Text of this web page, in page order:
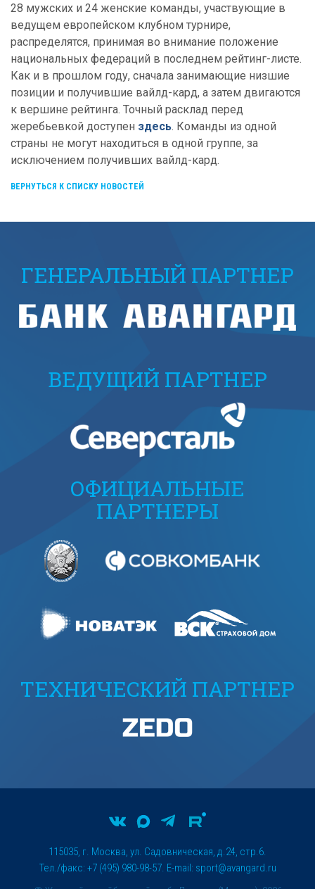
28 мужских и 24 женские команды, участвующие в
ведущем европейском клубном турнире,
распределятся, принимая во внимание положение
национальных федераций в последнем рейтинг-листе.
Как и в прошлом году, сначала занимающие низшие
позиции и получившие вайлд-кард, а затем двигаются
к вершине рейтинга. Точный расклад перед
жеребьевкой доступен здесь. Команды из одной
страны не могут находиться в одной группе, за
исключением получивших вайлд-кард.
ВЕРНУТЬСЯ К СПИСКУ НОВОСТЕЙ
ГЕНЕРАЛЬНЫЙ ПАРТНЕР
ВЕДУЩИЙ ПАРТНЕР
ОФИЦИАЛЬНЫЕ
ПАРТНЕРЫ
ТЕХНИЧЕСКИЙ ПАРТНЕР
115035, г. Москва, ул. Садовническая, д.24, стр.6.
Тел./факс: +7 (495) 980-98-57. E-mail: sport@avangard.ru